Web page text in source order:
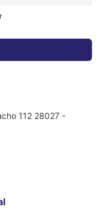
112 28027 -